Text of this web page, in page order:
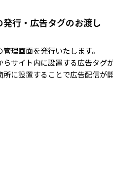
発行・広告タグのお渡し
管理画面を発行いたします。
らサイト内に設置する広告タグ
所に設置することで広告配信が